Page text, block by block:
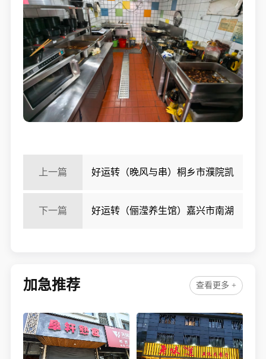
上一篇 好运转（晚风与串）桐乡市濮院凯
旋路集贸中心烧烤店转让
下一篇 好运转（俪滢养生馆）嘉兴市南湖
加急推荐 查看更多 +